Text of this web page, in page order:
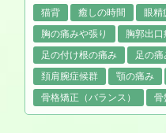
猫背
癒しの時間 眼精
胸の痛みや張り
胸郭出
足の付け根の痛み
足の痛
頚肩腕症候群
顎の痛み
骨格矯正（バランス）
骨